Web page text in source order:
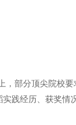
，部分顶尖院校
践经历、获奖情